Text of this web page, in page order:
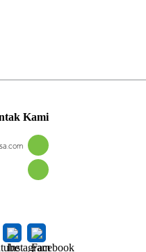
Kami